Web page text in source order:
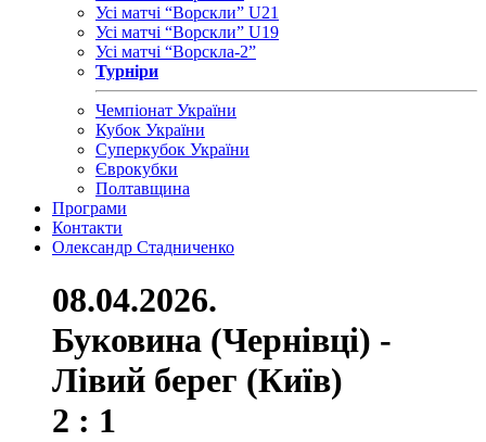
Усі матчі “Ворскли” U21
Усі матчі “Ворскли” U19
Усі матчі “Ворскла-2”
Турніри
Чемпіонат України
Кубок України
Суперкубок України
Єврокубки
Полтавщина
Програми
Контакти
Олександр Стадниченко
08.04.2026.
Буковина (Чернівці) -
Лівий берег (Київ)
2 : 1